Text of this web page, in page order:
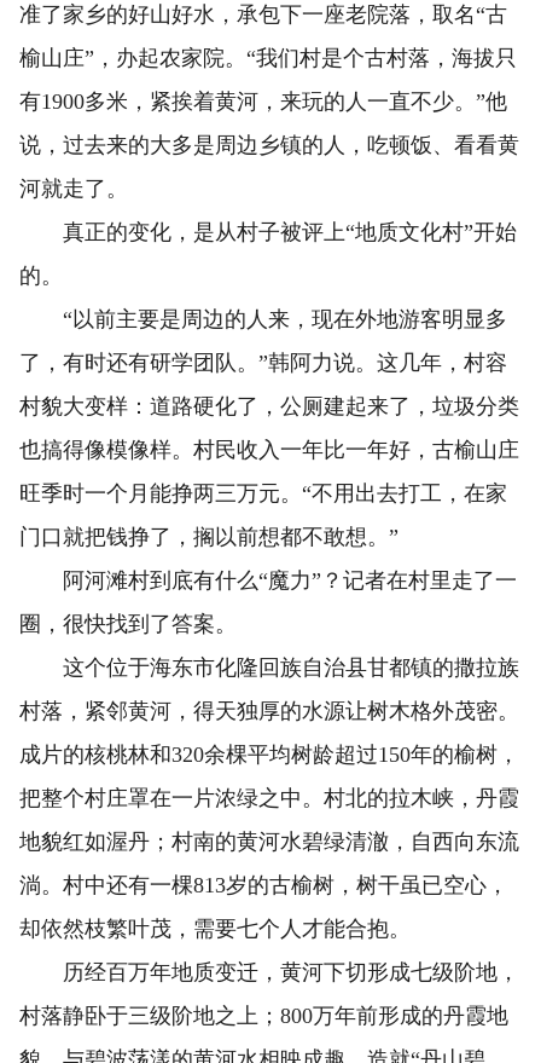
准了家乡的好山好水，承包下一座老院落，取名“古
榆山庄”，办起农家院。“我们村是个古村落，海拔只
有1900多米，紧挨着黄河，来玩的人一直不少。”他
说，过去来的大多是周边乡镇的人，吃顿饭、看看黄
河就走了。
真正的变化，是从村子被评上“地质文化村”开始
的。
“以前主要是周边的人来，现在外地游客明显多
了，有时还有研学团队。”韩阿力说。这几年，村容
村貌大变样：道路硬化了，公厕建起来了，垃圾分类
也搞得像模像样。村民收入一年比一年好，古榆山庄
旺季时一个月能挣两三万元。“不用出去打工，在家
门口就把钱挣了，搁以前想都不敢想。”
阿河滩村到底有什么“魔力”？记者在村里走了一
圈，很快找到了答案。
这个位于海东市化隆回族自治县甘都镇的撒拉族
村落，紧邻黄河，得天独厚的水源让树木格外茂密。
成片的核桃林和320余棵平均树龄超过150年的榆树，
把整个村庄罩在一片浓绿之中。村北的拉木峡，丹霞
地貌红如渥丹；村南的黄河水碧绿清澈，自西向东流
淌。村中还有一棵813岁的古榆树，树干虽已空心，
却依然枝繁叶茂，需要七个人才能合抱。
历经百万年地质变迁，黄河下切形成七级阶地，
村落静卧于三级阶地之上；800万年前形成的丹霞地